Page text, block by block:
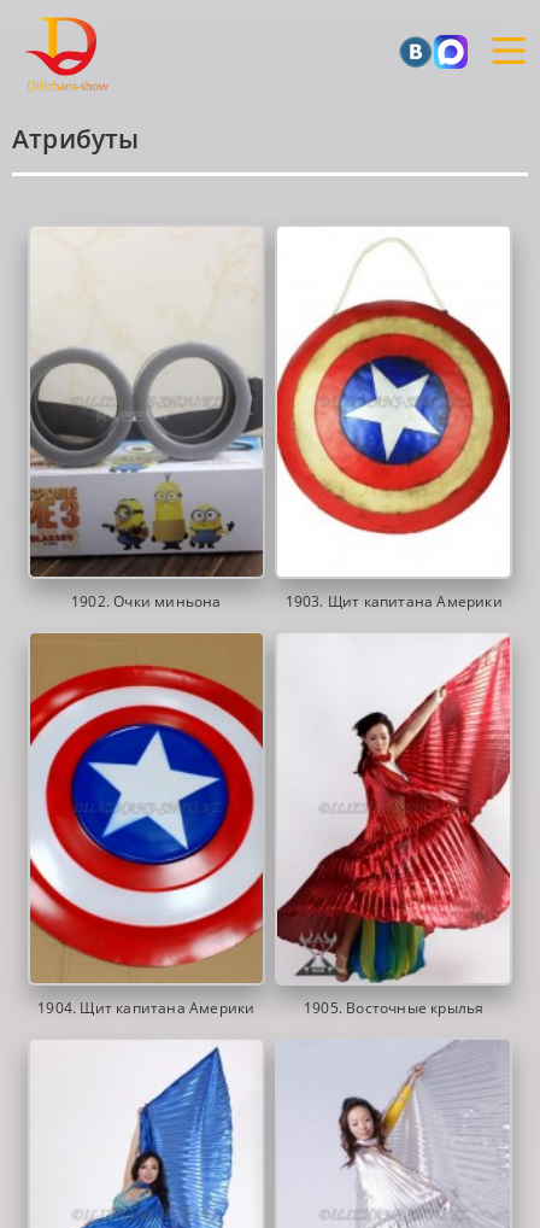
Атрибуты
1902. Очки миньона 1903. Щит капитана Америки
1904. Щит капитана Америки 1905. Восточные крылья